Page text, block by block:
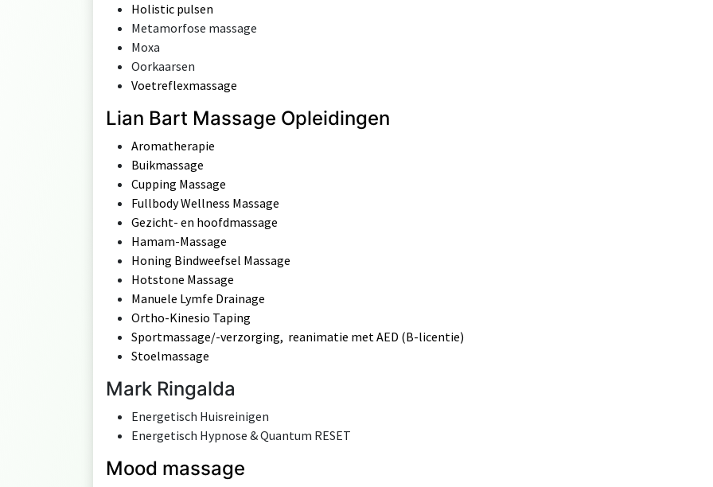
Holistic pulsen
Metamorfose massage
Moxa
Oorkaarsen
Voetreflexmassage
Lian Bart Massage Opleidingen
Aromatherapie
Buikmassage
Cupping Massage
Fullbody Wellness Massage
Gezicht- en hoofdmassage
Hamam-Massage
Honing Bindweefsel Massage
Hotstone Massage
Manuele Lymfe Drainage
Ortho-Kinesio Taping
Sportmassage/-verzorging, reanimatie met AED (B-licentie)
Stoelmassage
Mark Ringalda
Energetisch Huisreinigen
Energetisch Hypnose & Quantum RESET
Mood massage